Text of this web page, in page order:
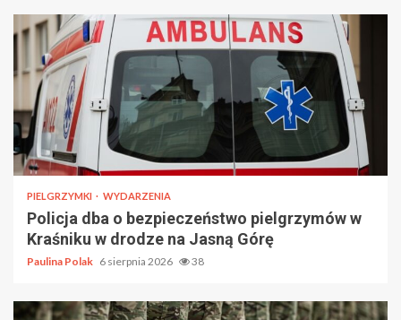
PIELGRZYMKI WYDARZENIA
Policja dba o bezpieczeństwo pielgrzymów w
Kraśniku w drodze na Jasną Górę
Paulina Polak 6 sierpnia 2026 38